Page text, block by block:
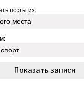
посты из: